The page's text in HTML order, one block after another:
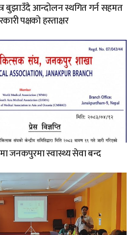
बुझाउँदै आन्दोलन स्थगित गर्न सहमत
पक्षको हस्ताक्षर
जनकपुरमा स्वास्थ्य सेवा बन्द